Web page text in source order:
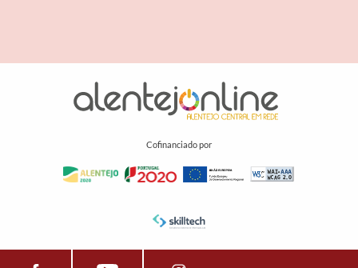
Cofinanciado por